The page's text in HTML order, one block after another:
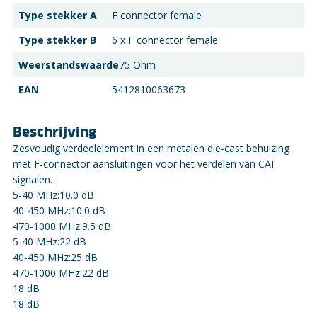
Type stekker A
F connector female
Type stekker B
6 x F connector female
Weerstandswaarde75 Ohm
EAN
5412810063673
Beschrijving
Zesvoudig verdeelelement in een metalen die-cast behuizing
met F-connector aansluitingen voor het verdelen van CAI
signalen.
5-40 MHz:10.0 dB
40-450 MHz:10.0 dB
470-1000 MHz:9.5 dB
5-40 MHz:22 dB
40-450 MHz:25 dB
470-1000 MHz:22 dB
18 dB
18 dB